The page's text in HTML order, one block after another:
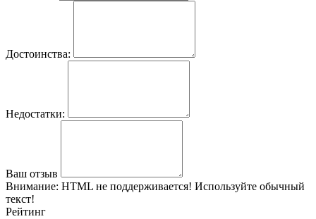
Достоинства:
Недостатки:
Ваш отзыв
Внимание: HTML не поддерживается! Используйте обычный
текст!
Рейтинг